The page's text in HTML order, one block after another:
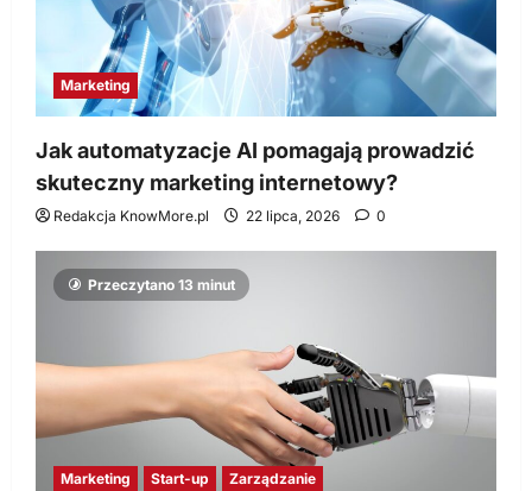
Marketing
Jak automatyzacje AI pomagają prowadzić
skuteczny marketing internetowy?
Redakcja KnowMore.pl 22 lipca, 2026 0
Przeczytano 13 minut
Marketing Start-up Zarządzanie